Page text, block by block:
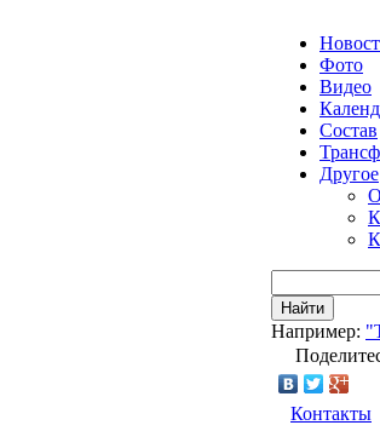
Фото
Видео
Состав
Другое
Найти
Например:
Контакты